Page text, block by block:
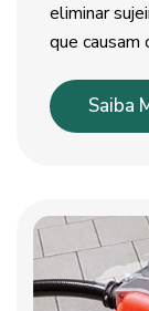
eliminar
que causam
Saiba